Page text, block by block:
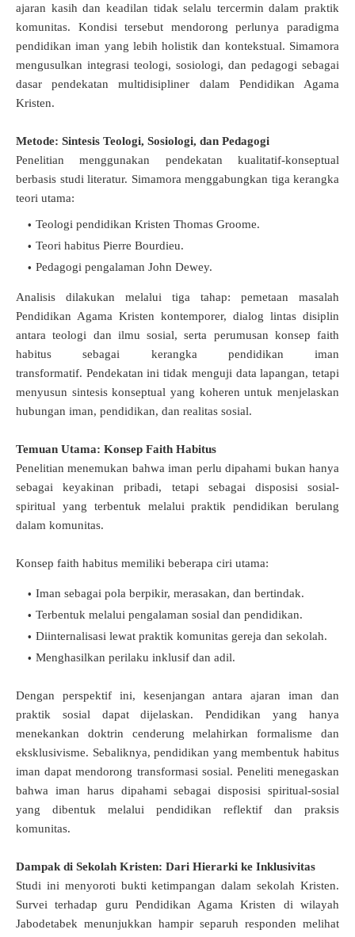
ajaran kasih dan keadilan tidak selalu tercermin dalam praktik
komunitas. Kondisi tersebut mendorong perlunya paradigma
pendidikan iman yang lebih holistik dan kontekstual. Simamora
mengusulkan integrasi teologi, sosiologi, dan pedagogi sebagai
dasar pendekatan multidisipliner dalam Pendidikan Agama
Kristen.
Metode: Sintesis Teologi, Sosiologi, dan Pedagogi
Penelitian menggunakan pendekatan kualitatif-konseptual
berbasis studi literatur. Simamora menggabungkan tiga kerangka
teori utama:
Teologi pendidikan Kristen Thomas Groome.
Teori habitus Pierre Bourdieu.
Pedagogi pengalaman John Dewey.
Analisis dilakukan melalui tiga tahap: pemetaan masalah
Pendidikan Agama Kristen kontemporer, dialog lintas disiplin
antara teologi dan ilmu sosial, serta perumusan konsep faith
habitus sebagai kerangka pendidikan iman
transformatif. Pendekatan ini tidak menguji data lapangan, tetapi
menyusun sintesis konseptual yang koheren untuk menjelaskan
hubungan iman, pendidikan, dan realitas sosial.
Temuan Utama: Konsep Faith Habitus
Penelitian menemukan bahwa iman perlu dipahami bukan hanya
sebagai keyakinan pribadi, tetapi sebagai disposisi sosial-
spiritual yang terbentuk melalui praktik pendidikan berulang
dalam komunitas.
Konsep faith habitus memiliki beberapa ciri utama:
Iman sebagai pola berpikir, merasakan, dan bertindak.
Terbentuk melalui pengalaman sosial dan pendidikan.
Diinternalisasi lewat praktik komunitas gereja dan sekolah.
Menghasilkan perilaku inklusif dan adil.
Dengan perspektif ini, kesenjangan antara ajaran iman dan
praktik sosial dapat dijelaskan. Pendidikan yang hanya
menekankan doktrin cenderung melahirkan formalisme dan
eksklusivisme. Sebaliknya, pendidikan yang membentuk habitus
iman dapat mendorong transformasi sosial. Peneliti menegaskan
bahwa iman harus dipahami sebagai disposisi spiritual-sosial
yang dibentuk melalui pendidikan reflektif dan praksis
komunitas.
Dampak di Sekolah Kristen: Dari Hierarki ke Inklusivitas
Studi ini menyoroti bukti ketimpangan dalam sekolah Kristen.
Survei terhadap guru Pendidikan Agama Kristen di wilayah
Jabodetabek menunjukkan hampir separuh responden melihat